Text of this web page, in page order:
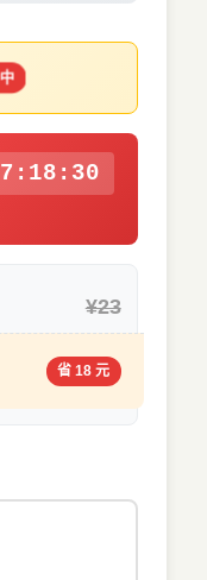
¥23
省 18 元